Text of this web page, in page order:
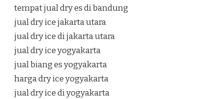
tempat jual dry es di bandung
jual dry ice jakarta utara
jual dry ice di jakarta utara
jual dry ice yogyakarta
jual biang es yogyakarta
harga dry ice yogyakarta
jual dry ice di yogyakarta